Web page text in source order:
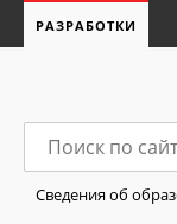
РАЗРАБОТКИ
Сведения об